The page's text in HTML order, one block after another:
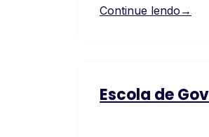
Continue lendo→
Escola de